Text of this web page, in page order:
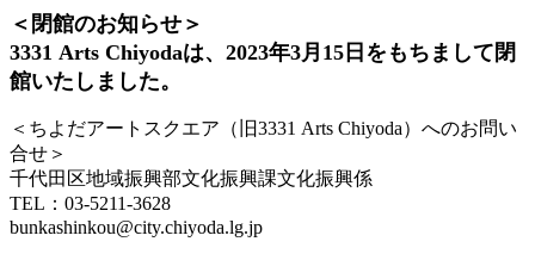
＜閉館のお知らせ＞
3331 Arts Chiyodaは、2023年3月15日をもちまして閉
館いたしました。
＜ちよだアートスクエア（旧3331 Arts Chiyoda）へのお問い
合せ＞
千代田区地域振興部文化振興課文化振興係
TEL：03-5211-3628
bunkashinkou@city.chiyoda.lg.jp